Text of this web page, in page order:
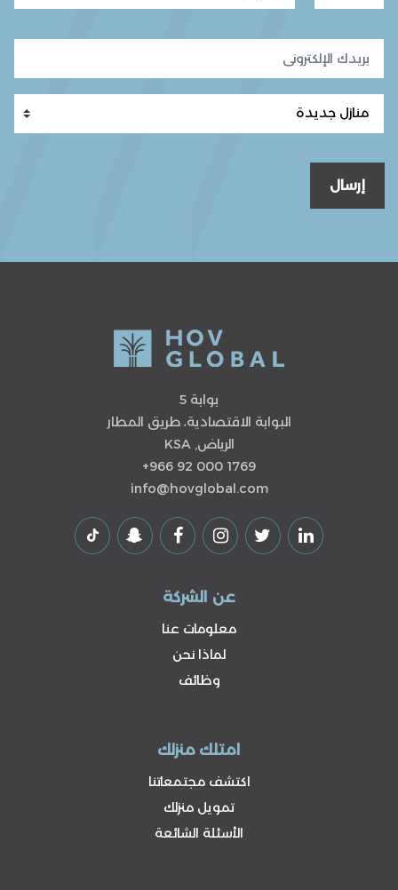
إرسال
بوابة 5
البوابة الاقتصادية، طريق المطار
الرياض, KSA
+966 92 000 1769
info@hovglobal.com
عن الشركة
معلومات عنا
لماذا نحن
وظائف
امتلك منزلك
اكتشف مجتمعاتنا
تمويل منزلك
الأسئلة الشائعة